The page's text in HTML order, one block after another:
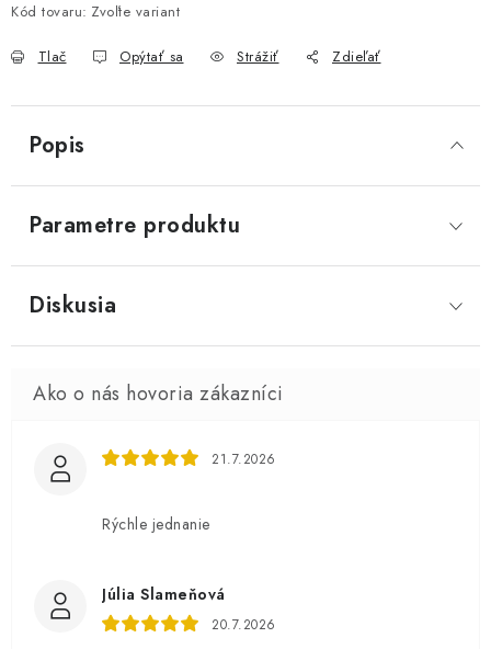
Kód tovaru: Zvoľte variant
Tlač Opýtať sa Strážiť Zdieľať
Popis
Parametre produktu
Diskusia
21.7.2026
Rýchle jednanie
Júlia Slameňová
20.7.2026